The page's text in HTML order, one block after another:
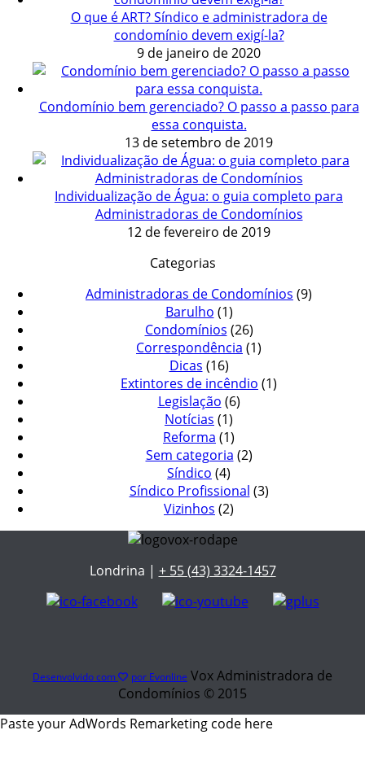
O que é ART? Síndico e administradora de
condomínio devem exigí-la?
9 de janeiro de 2020
Condomínio bem gerenciado? O passo a passo para
essa conquista.
13 de setembro de 2019
Individualização de Água: o guia completo para
Administradoras de Condomínios
12 de fevereiro de 2019
Categorias
Administradoras de Condomínios (9)
Barulho (1)
Condomínios (26)
Correspondência (1)
Dicas (16)
Extintores de incêndio (1)
Legislação (6)
Notícias (1)
Reforma (1)
Sem categoria (2)
Síndico (4)
Síndico Profissional (3)
Vizinhos (2)
Londrina | + 55 (43) 3324-1457
Desenvolvido com por Evonline Vox Administradora de
Condomínios © 2015
Paste your AdWords Remarketing code here